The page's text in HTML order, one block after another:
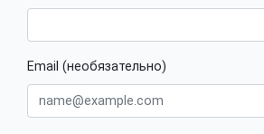
Email (необязательно)